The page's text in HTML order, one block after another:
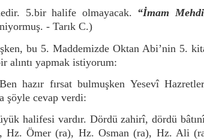
5.bir halife olmayacak. “İmam
- Tarık C.)
bu 5. Maddemizde Oktan Abi’nin 5.
alıntı yapmak istiyorum:
hazır fırsat bulmuşken Yesevî
şöyle cevap verdi:
halifesi vardır. Dördü zahirî, dördü
Hz. Ömer (ra), Hz. Osman (ra), Hz. Ali